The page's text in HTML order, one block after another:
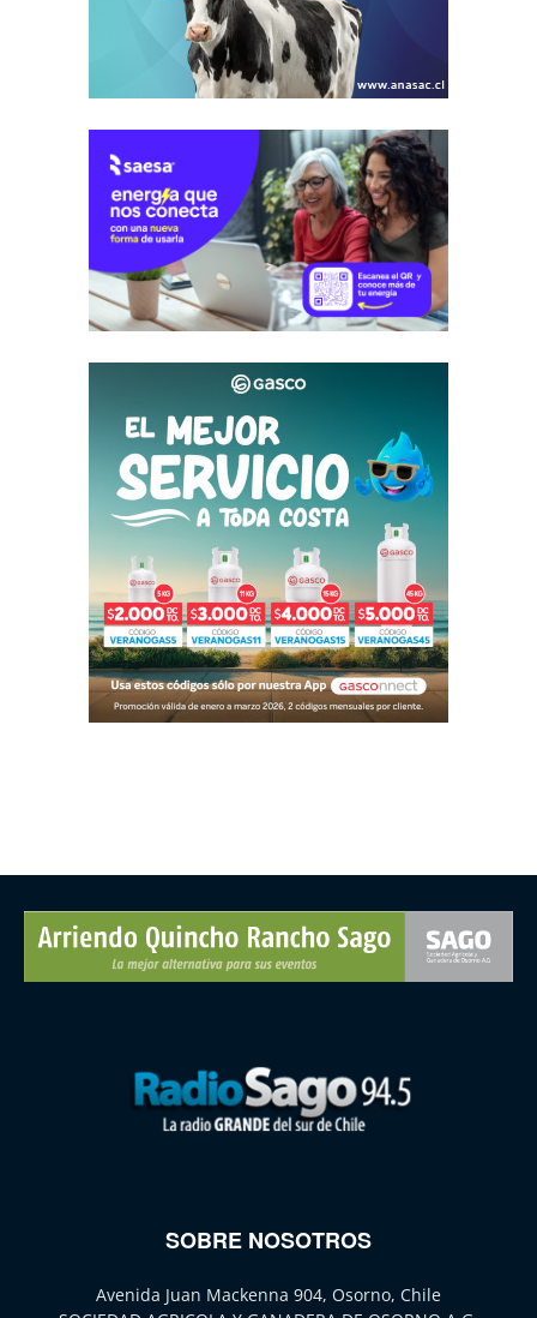
SOBRE NOSOTROS
Avenida Juan Mackenna 904, Osorno, Chile